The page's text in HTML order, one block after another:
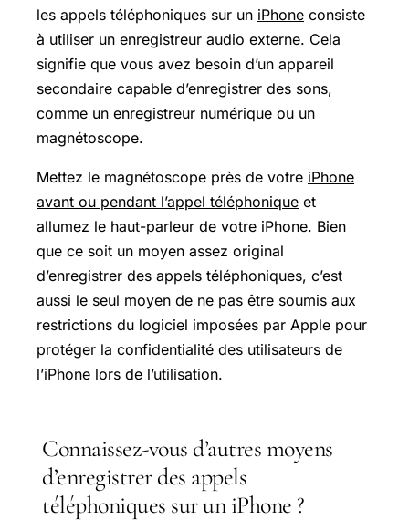
les appels téléphoniques sur un iPhone consiste
à utiliser un enregistreur audio externe. Cela
signifie que vous avez besoin d’un appareil
secondaire capable d’enregistrer des sons,
comme un enregistreur numérique ou un
magnétoscope.
Mettez le magnétoscope près de votre iPhone
avant ou pendant l’appel téléphonique et
allumez le haut-parleur de votre iPhone. Bien
que ce soit un moyen assez original
d’enregistrer des appels téléphoniques, c’est
aussi le seul moyen de ne pas être soumis aux
restrictions du logiciel imposées par Apple pour
protéger la confidentialité des utilisateurs de
l’iPhone lors de l’utilisation.
Connaissez-vous d’autres moyens
d’enregistrer des appels
téléphoniques sur un iPhone ?